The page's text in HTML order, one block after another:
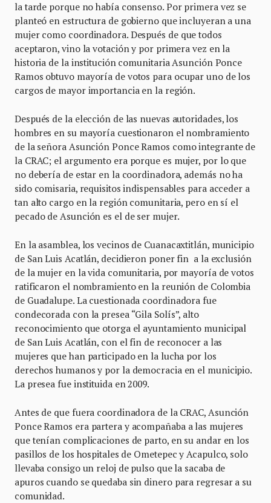
la tarde porque no había consenso. Por primera vez se
planteó en estructura de gobierno que incluyeran a una
mujer como coordinadora. Después de que todos
aceptaron, vino la votación y por primera vez en la
historia de la institución comunitaria Asunción Ponce
Ramos obtuvo mayoría de votos para ocupar uno de los
cargos de mayor importancia en la región.
Después de la elección de las nuevas autoridades, los
hombres en su mayoría cuestionaron el nombramiento
de la señora Asunción Ponce Ramos como integrante de
la CRAC; el argumento era porque es mujer, por lo que
no debería de estar en la coordinadora, además no ha
sido comisaria, requisitos indispensables para acceder a
tan alto cargo en la región comunitaria, pero en sí el
pecado de Asunción es el de ser mujer.
En la asamblea, los vecinos de Cuanacaxtitlán, municipio
de San Luis Acatlán, decidieron poner fin a la exclusión
de la mujer en la vida comunitaria, por mayoría de votos
ratificaron el nombramiento en la reunión de Colombia
de Guadalupe. La cuestionada coordinadora fue
condecorada con la presea “Gila Solís”, alto
reconocimiento que otorga el ayuntamiento municipal
de San Luis Acatlán, con el fin de reconocer a las
mujeres que han participado en la lucha por los
derechos humanos y por la democracia en el municipio.
La presea fue instituida en 2009.
Antes de que fuera coordinadora de la CRAC, Asunción
Ponce Ramos era partera y acompañaba a las mujeres
que tenían complicaciones de parto, en su andar en los
pasillos de los hospitales de Ometepec y Acapulco, solo
llevaba consigo un reloj de pulso que la sacaba de
apuros cuando se quedaba sin dinero para regresar a su
comunidad.